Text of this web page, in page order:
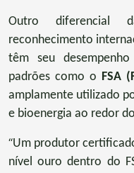
Outro diferencial
reconhecimento
têm seu
padrões como o FSA
amplamente utilizado
e bioenergia ao redor
“Um produtor
nível ouro dentro do